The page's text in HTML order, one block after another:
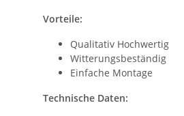
Vorteile:
Qualitativ Hochwertig
Witterungsbeständig
Einfache Montage
Technische Daten: